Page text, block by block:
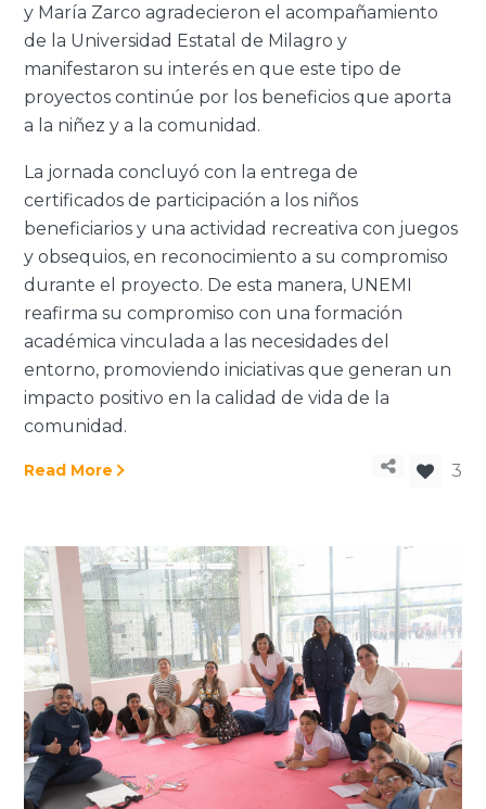
y María Zarco agradecieron el acompañamiento
de la Universidad Estatal de Milagro y
manifestaron su interés en que este tipo de
proyectos continúe por los beneficios que aporta
a la niñez y a la comunidad.
La jornada concluyó con la entrega de
certificados de participación a los niños
beneficiarios y una actividad recreativa con juegos
y obsequios, en reconocimiento a su compromiso
durante el proyecto. De esta manera, UNEMI
reafirma su compromiso con una formación
académica vinculada a las necesidades del
entorno, promoviendo iniciativas que generan un
impacto positivo en la calidad de vida de la
comunidad.
Read More 3